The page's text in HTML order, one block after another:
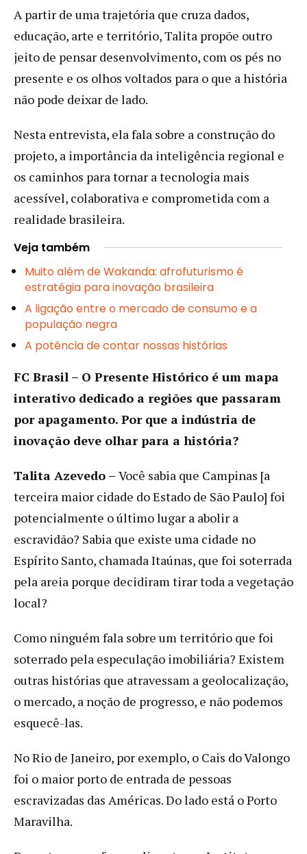
A partir de uma trajetória que cruza dados,
educação, arte e território, Talita propõe outro
jeito de pensar desenvolvimento, com os pés no
presente e os olhos voltados para o que a história
não pode deixar de lado.
Nesta entrevista, ela fala sobre a construção do
projeto, a importância da inteligência regional e
os caminhos para tornar a tecnologia mais
acessível, colaborativa e comprometida com a
realidade brasileira.
Veja também
Muito além de Wakanda: afrofuturismo é
estratégia para inovação brasileira
A ligação entre o mercado de consumo e a
população negra
A potência de contar nossas histórias
FC Brasil – O Presente Histórico é um mapa
interativo dedicado a regiões que passaram
por apagamento. Por que a indústria de
inovação deve olhar para a história?
Talita Azevedo – Você sabia que Campinas [a
terceira maior cidade do Estado de São Paulo] foi
potencialmente o último lugar a abolir a
escravidão? Sabia que existe uma cidade no
Espírito Santo, chamada Itaúnas, que foi soterrada
pela areia porque decidiram tirar toda a vegetação
local?
Como ninguém fala sobre um território que foi
soterrado pela especulação imobiliária? Existem
outras histórias que atravessam a geolocalização,
o mercado, a noção de progresso, e não podemos
esquecê-las.
No Rio de Janeiro, por exemplo, o Cais do Valongo
foi o maior porto de entrada de pessoas
escravizadas das Américas. Do lado está o Porto
Maravilha.